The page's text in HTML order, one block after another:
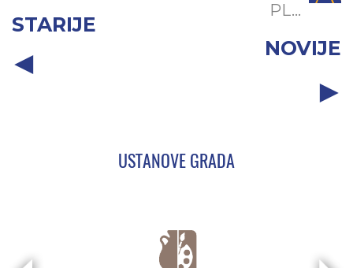
STARIJE
PL...
NOVIJE
USTANOVE GRADA